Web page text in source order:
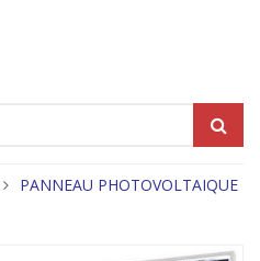
PANNEAU PHOTOVOLTAIQUE